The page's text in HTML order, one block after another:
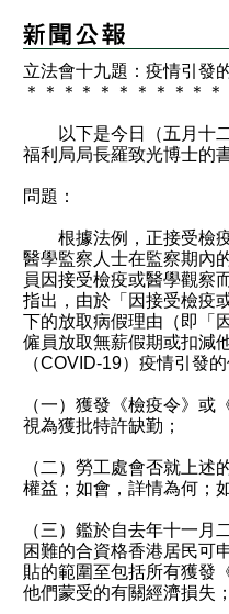
立法會十九題：疫情引發
＊
＊ ＊ ＊ ＊ ＊ ＊ ＊ ＊ ＊ ＊
以下是今日（五月十二
福利局局長羅致光博士的
問題：
根據法例，正接受檢疫
醫學監察人士在監察期內
員因接受檢疫或醫學觀察
指出，由於「因接受檢疫
下的放取病假理由（即「
僱員放取無薪假期或扣減
（COVID-19）疫情引發
（一）獲發《檢疫令》
視為獲批特許缺勤；
（二）勞工處會否就上
權益；如會，詳情為何；
（三）鑑於自去年十一
困難的合資格香港居民可
貼的範圍至包括所有獲發
他們蒙受的有關經濟損失